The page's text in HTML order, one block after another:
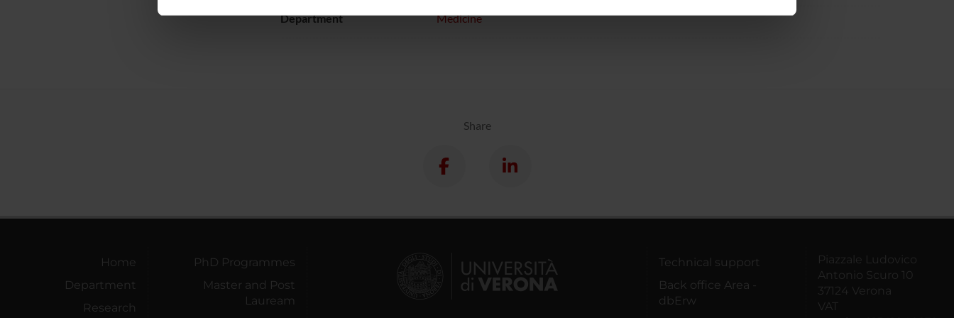
di analisi dei dati web, pubblicità e social media, i quali potrebbero combinarle con altre informazioni che hai fornito loro o
Department Medicine
Share
Home
Department
Research
PhD Programmes
Master and Post
Lauream
Technical support
Back office Area -
dbErw
Piazzale Ludovico
Antonio Scuro 10
37124 Verona
VAT